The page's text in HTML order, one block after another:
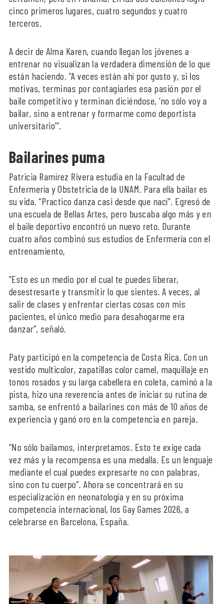
cinco primeros lugares, cuatro segundos y cuatro
terceros.
A decir de Alma Karen, cuando llegan los jóvenes a
entrenar no visualizan la verdadera dimensión de lo que
están haciendo. “A veces están ahí por gusto y, si los
motivas, terminas por contagiarles esa pasión por el
baile competitivo y terminan diciéndose, ‘no sólo voy a
bailar, sino a entrenar y formarme como deportista
universitario’”.
Bailarines puma
Patricia Ramírez Rivera estudia en la Facultad de
Enfermería y Obstetricia de la UNAM. Para ella bailar es
su vida. “Practico danza casi desde que nací”. Egresó de
una escuela de Bellas Artes, pero buscaba algo más y en
el baile deportivo encontró un nuevo reto. Durante
cuatro años combinó sus estudios de Enfermería con el
entrenamiento,
“Esto es un medio por el cual te puedes liberar,
desestresarte y transmitir lo que sientes. A veces, al
salir de clases y enfrentar ciertas cosas con mis
pacientes, el único medio para desahogarme era
danzar”, señaló.
Paty participó en la competencia de Costa Rica. Con un
vestido multicolor, zapatillas color camel, maquillaje en
tonos rosados y su larga cabellera en coleta, caminó a la
pista, hizo una reverencia antes de iniciar su rutina de
samba, se enfrentó a bailarines con más de 10 años de
experiencia y ganó oro en la competencia en pareja.
“No sólo bailamos, interpretamos. Esto te exige cada
vez más y la recompensa es una medalla. Es un lenguaje
mediante el cual puedes expresarte no con palabras,
sino con tu cuerpo”. Ahora se concentrará en su
especialización en neonatología y en su próxima
competencia internacional, los Gay Games 2026, a
celebrarse en Barcelona, España.